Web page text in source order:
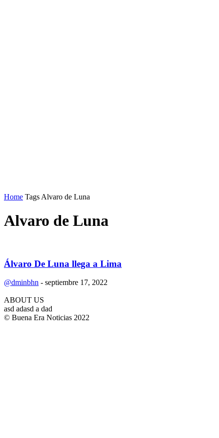
Home Tags Alvaro de Luna
Alvaro de Luna
Álvaro De Luna llega a Lima
@dminbhn - septiembre 17, 2022
ABOUT US
asd adasd a dad
© Buena Era Noticias 2022